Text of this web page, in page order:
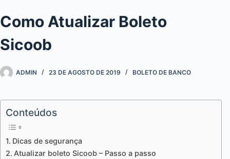
Como Atualizar Boleto
Sicoob
ADMIN 23 DE AGOSTO DE 2019 BOLETO DE BANCO
Conteúdos
Dicas de segurança
Atualizar boleto Sicoob – Passo a passo